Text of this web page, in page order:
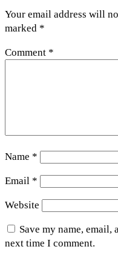
Your email address will
marked *
Comment *
Name *
Email *
Website
Save my name,
next time I comment.